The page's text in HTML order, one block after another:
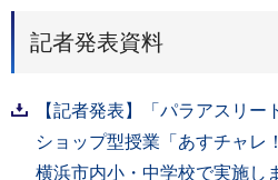
記者発表資料
【記者発表】「パラアスリ
ショップ型授業「あすチャレ
横浜市内小・中学校で実施し